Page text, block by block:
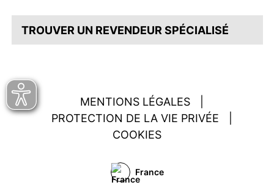
TROUVER UN REVENDEUR SPÉCIALISÉ
MENTIONS LÉGALES
PROTECTION DE LA VIE PRIVÉE
COOKIES
France